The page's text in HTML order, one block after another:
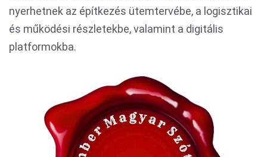
nyerhetnek az építkezés ütemtervébe, a logisztikai
és működési részletekbe, valamint a digitális
platformokba.